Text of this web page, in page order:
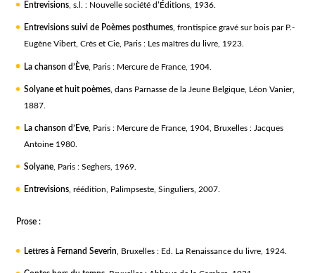
Entrevisions, s.l. : Nouvelle société d’Éditions, 1936.
Entrevisions suivi de Poèmes posthumes, frontispice gravé sur bois par P.-
Eugène Vibert, Crès et Cie, Paris : Les maîtres du livre, 1923.
La chanson d’Ève, Paris : Mercure de France, 1904.
Solyane et huit poèmes, dans Parnasse de la Jeune Belgique, Léon Vanier,
1887.
La chanson d’Eve, Paris : Mercure de France, 1904, Bruxelles : Jacques
Antoine 1980.
Solyane, Paris : Seghers, 1969.
Entrevisions, réédition, Palimpseste, Singuliers, 2007.
Prose :
Lettres à Fernand Severin , Bruxelles : Ed. La Renaissance du livre, 1924.